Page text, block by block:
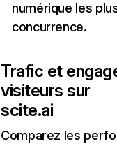
numérique les
concurrence.
Trafic et
visiteurs sur
scite.ai
Comparez les